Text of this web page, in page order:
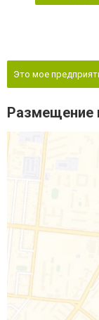
Это мое
Размещение